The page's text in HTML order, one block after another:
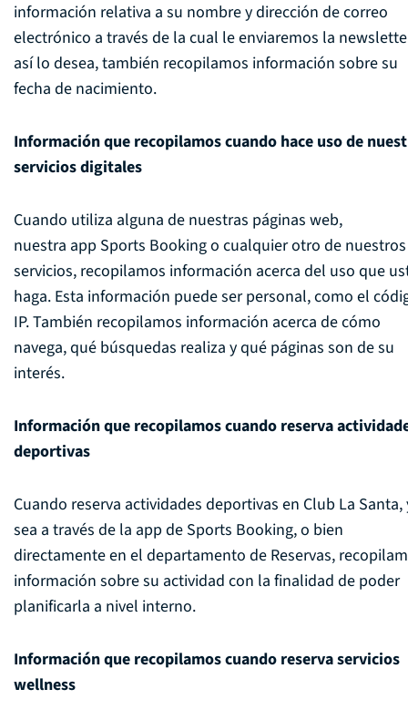
información relativa a su nombre y dirección de correo
electrónico a través de la cual le enviaremos la
así lo desea, también recopilamos información sobre su
fecha de nacimiento.
Información que recopilamos cuando hace uso de
servicios digitales
Cuando utiliza alguna de nuestras páginas web,
nuestra app Sports Booking o cualquier otro de nuestros
servicios, recopilamos información acerca del uso que
haga. Esta información puede ser personal, como el
IP. También recopilamos información acerca de cómo
navega, qué búsquedas realiza y qué páginas son de su
interés.
Información que recopilamos cuando reserva
deportivas
Cuando reserva actividades deportivas en Club La Santa,
sea a través de la app de Sports Booking, o bien
directamente en el departamento de Reservas,
información sobre su actividad con la finalidad de poder
planificarla a nivel interno.
Información que recopilamos cuando reserva servicios
wellness